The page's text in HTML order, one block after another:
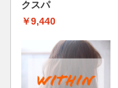
クスパ
￥9,440